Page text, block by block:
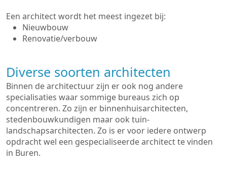
Een architect wordt het meest ingezet bij:
Nieuwbouw
Renovatie/verbouw
Diverse soorten architecten
Binnen de architectuur zijn er ook nog andere
specialisaties waar sommige bureaus zich op
concentreren. Zo zijn er binnenhuisarchitecten,
stedenbouwkundigen maar ook tuin-
landschapsarchitecten. Zo is er voor iedere ontwerp
opdracht wel een gespecialiseerde architect te vinden
in Buren.